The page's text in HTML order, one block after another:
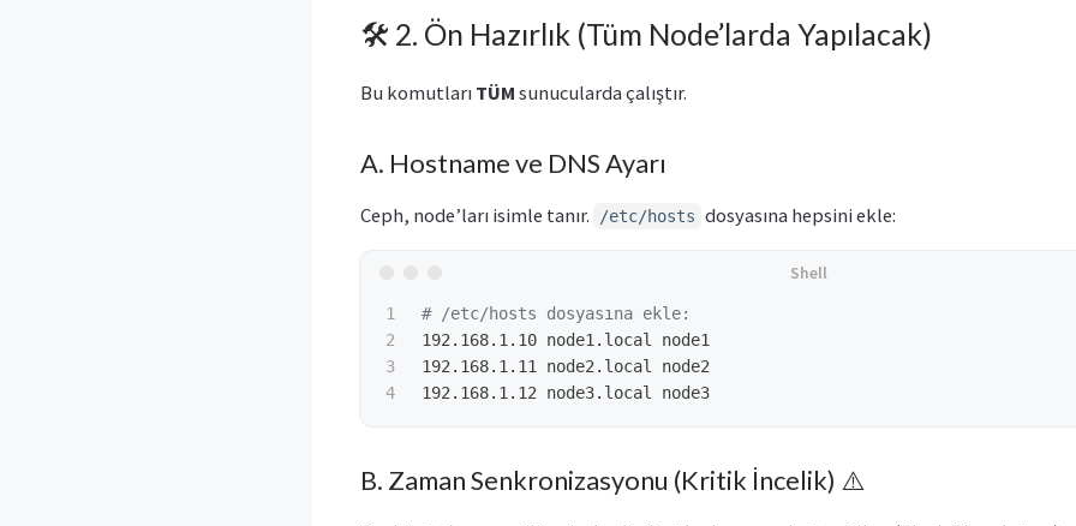
🛠️ 2. Ön Hazırlık (Tüm Node’larda Yapılacak)
Bu komutları TÜM sunucularda çalıştır.
A. Hostname ve DNS Ayarı
Ceph, node’ları isimle tanır. /etc/hosts dosyasına hepsini ekle:
1
2
3
# /etc/hosts dosyasına ekle:
192.168.1.10 node1.local node1
192.168.1.11 node2.local node2
B. Zaman Senkronizasyonu (Kritik İncelik) ⚠️